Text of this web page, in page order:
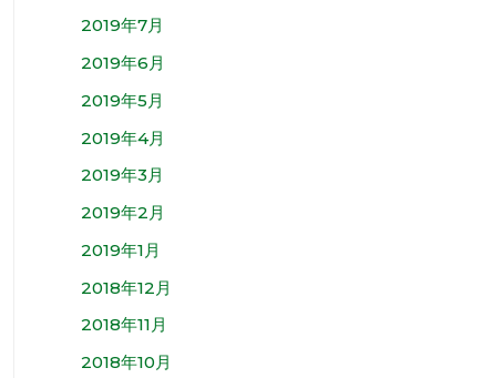
2019年7月
2019年6月
2019年5月
2019年4月
2019年3月
2019年2月
2019年1月
2018年12月
2018年11月
2018年10月